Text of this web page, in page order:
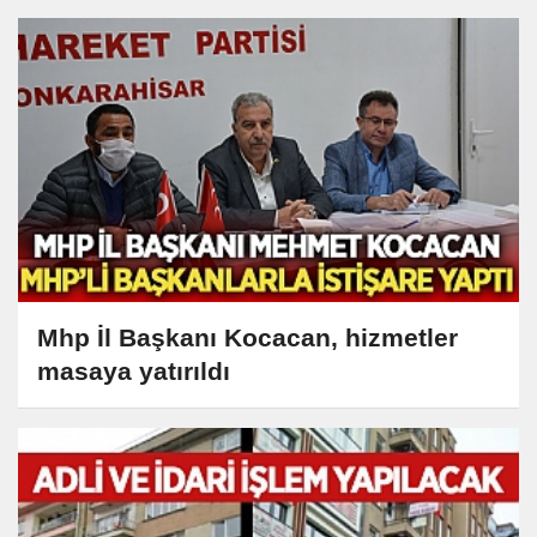
Mhp İl Başkanı Kocacan, hizmetler
masaya yatırıldı